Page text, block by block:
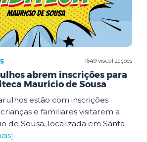
1649 visualizações
abrem inscrições para
Mauricio de Sousa
estão com inscrições
e familiares visitarem a
de Sousa, localizada em Santa